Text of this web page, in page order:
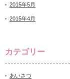
2015年5月
2015年4月
カテゴリー
あいさつ